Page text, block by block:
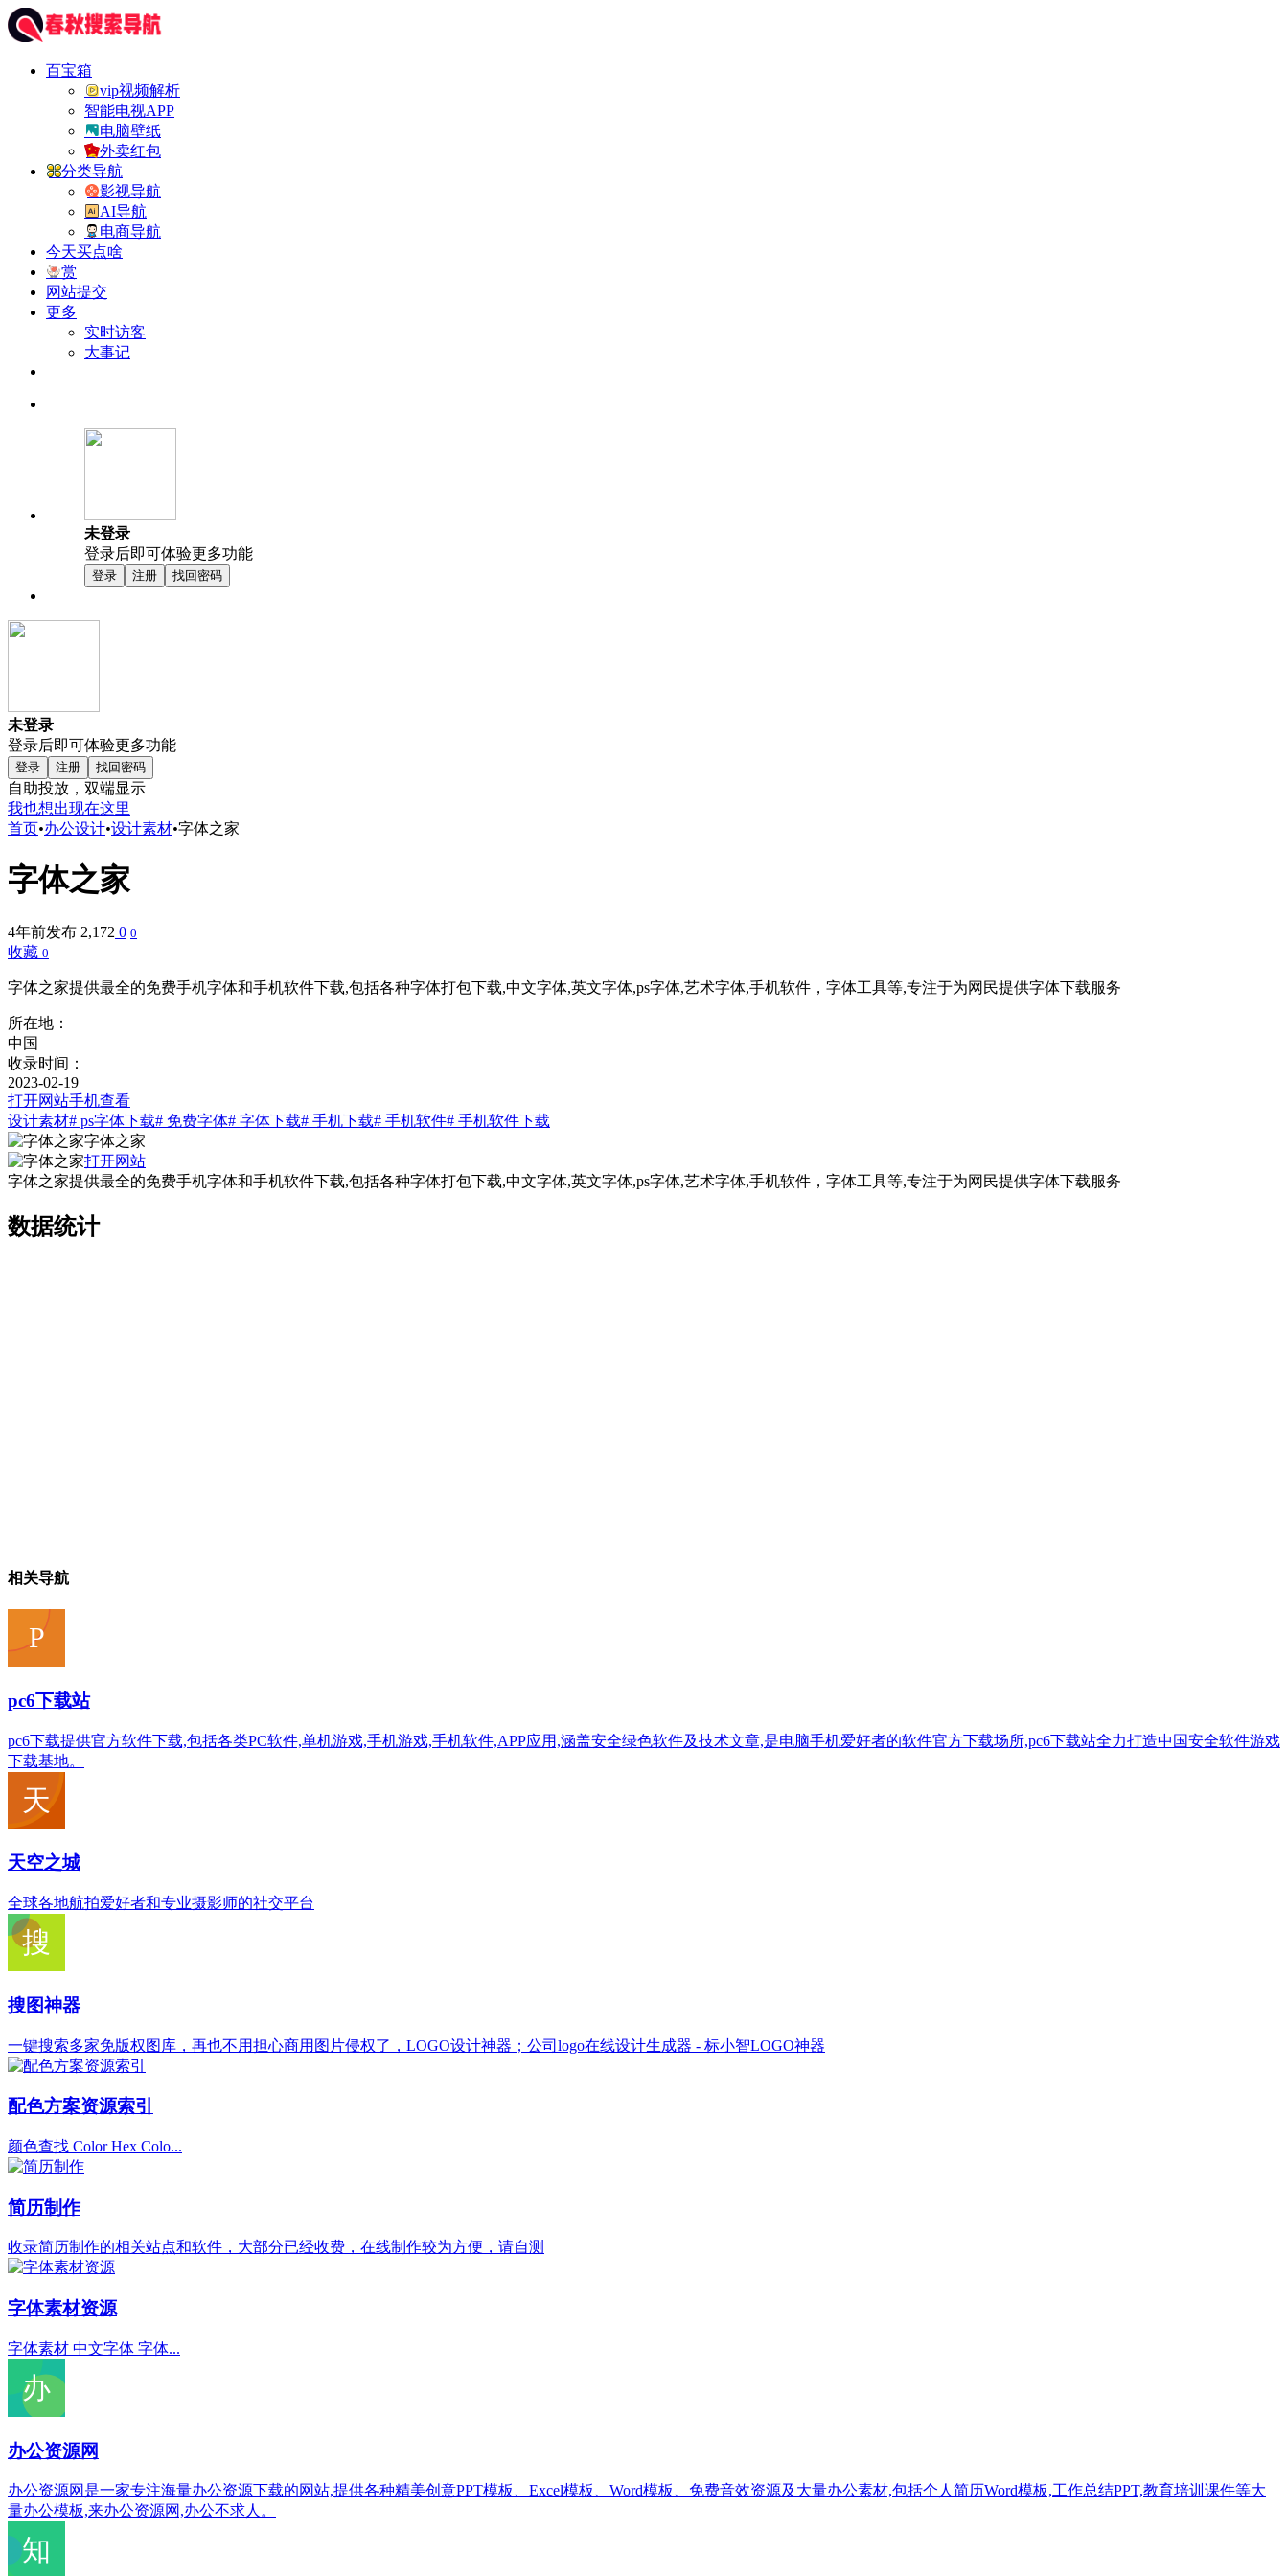
百宝箱
vip视频解析
智能电视APP
电脑壁纸
外卖红包
分类导航
影视导航
AI导航
电商导航
今天买点啥
赏
网站提交
更多
实时访客
大事记
未登录
登录后即可体验更多功能
登录 注册 找回密码
未登录
登录后即可体验更多功能
登录 注册 找回密码
自助投放，双端显示
我也想出现在这里
首页•办公设计•设计素材•字体之家
字体之家
4年前发布 2,172 0 0
收藏 0
字体之家提供最全的免费手机字体和手机软件下载,包括各种字体打包下载,中文字体,英文字体,ps字体,艺术字体,手机软件，字体工具等,专注于为网民提供字体下载服务
所在地：
中国
收录时间：
2023-02-19
打开网站手机查看
设计素材# ps字体下载# 免费字体# 字体下载# 手机下载# 手机软件# 手机软件下载
字体之家
打开网站
字体之家提供最全的免费手机字体和手机软件下载,包括各种字体打包下载,中文字体,英文字体,ps字体,艺术字体,手机软件，字体工具等,专注于为网民提供字体下载服务
数据统计
相关导航
pc6下载站
pc6下载提供官方软件下载,包括各类PC软件,单机游戏,手机游戏,手机软件,APP应用,涵盖安全绿色软件及技术文章,是电脑手机爱好者的软件官方下载场所,pc6下载站全力打造中国安全软件游戏
下载基地。
天空之城
全球各地航拍爱好者和专业摄影师的社交平台
搜图神器
一键搜索多家免版权图库，再也不用担心商用图片侵权了，LOGO设计神器；公司logo在线设计生成器 - 标小智LOGO神器
配色方案资源索引
颜色查找 Color Hex Colo...
简历制作
收录简历制作的相关站点和软件，大部分已经收费，在线制作较为方便，请自测
字体素材资源
字体素材 中文字体 字体...
办公资源网
办公资源网是一家专注海量办公资源下载的网站,提供各种精美创意PPT模板、Excel模板、Word模板、免费音效资源及大量办公素材,包括个人简历Word模板,工作总结PPT,教育培训课件等大
量办公模板,来办公资源网,办公不求人。